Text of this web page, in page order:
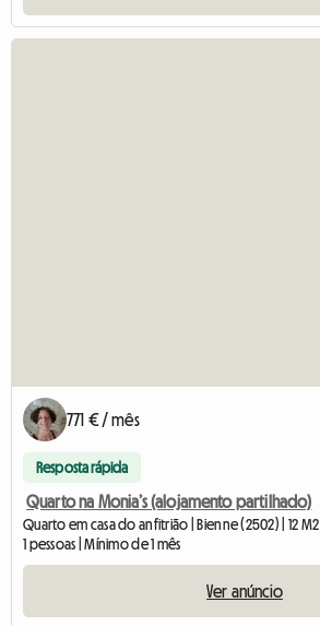
771 € / mês
Resposta rápida
Quarto na Monia’s (alojamento partilhado)
Quarto em casa do anfitrião | Bienne (2502) | 12 M2
1 pessoas | Mínimo de 1 mês
Ver anúncio